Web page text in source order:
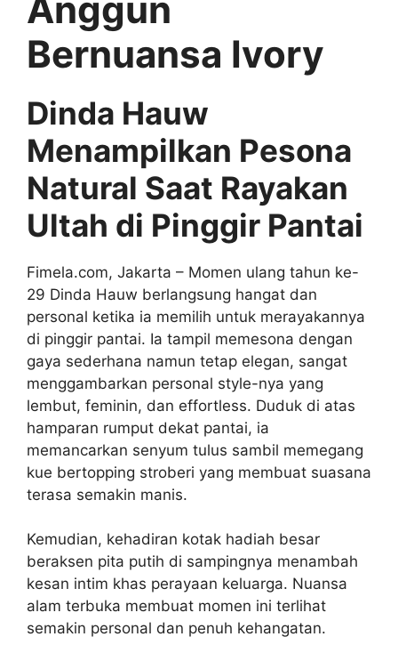
Anggun
Bernuansa Ivory
Dinda Hauw
Menampilkan Pesona
Natural Saat Rayakan
Ultah di Pinggir Pantai
Fimela.com, Jakarta – Momen ulang tahun ke-
29 Dinda Hauw berlangsung hangat dan
personal ketika ia memilih untuk merayakannya
di pinggir pantai. Ia tampil memesona dengan
gaya sederhana namun tetap elegan, sangat
menggambarkan personal style-nya yang
lembut, feminin, dan effortless. Duduk di atas
hamparan rumput dekat pantai, ia
memancarkan senyum tulus sambil memegang
kue bertopping stroberi yang membuat suasana
terasa semakin manis.
Kemudian, kehadiran kotak hadiah besar
beraksen pita putih di sampingnya menambah
kesan intim khas perayaan keluarga. Nuansa
alam terbuka membuat momen ini terlihat
semakin personal dan penuh kehangatan.